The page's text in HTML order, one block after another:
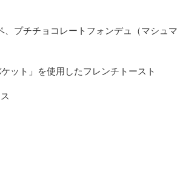
プチチョコレートフォンデュ（マシュマ
ット」を使用したフレンチトースト